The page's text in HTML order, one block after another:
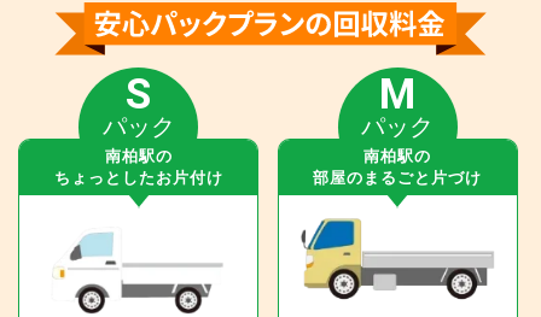
S
パック
南柏駅の
ちょっとしたお片付け
M
パック
南柏駅の
部屋のまるごと片づけ